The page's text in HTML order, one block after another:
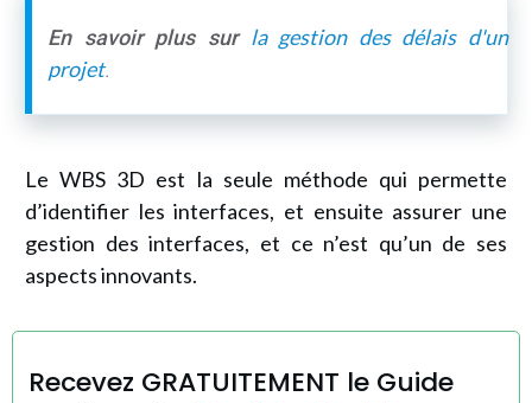
En savoir plus sur la gestion des délais d'un
projet.
Le WBS 3D est la seule méthode qui permette
d’identifier les interfaces, et ensuite assurer une
gestion des interfaces, et ce n’est qu’un de ses
aspects innovants.
Recevez GRATUITEMENT le Guide